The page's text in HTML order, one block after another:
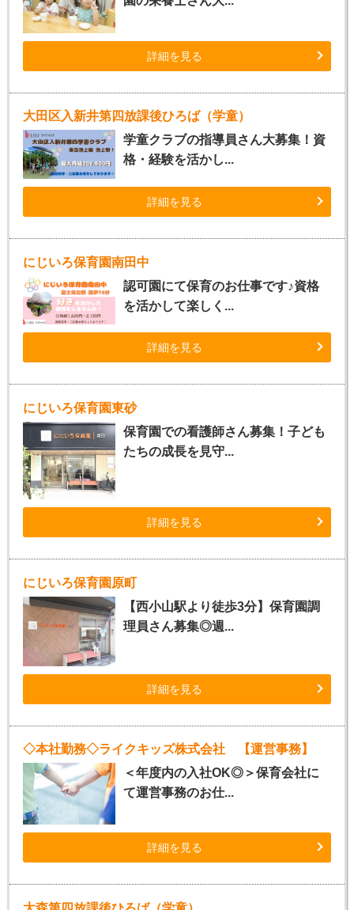
詳細を見る
大田区入新井第四放課後ひろば（学童）
学童クラブの指導員さん大募集！資
格・経験を活かし...
詳細を見る
にじいろ保育園南田中
認可園にて保育のお仕事です♪資格
を活かして楽しく...
詳細を見る
にじいろ保育園東砂
保育園での看護師さん募集！子ども
たちの成長を見守...
詳細を見る
にじいろ保育園原町
【西小山駅より徒歩3分】保育園調
理員さん募集◎週...
詳細を見る
◇本社勤務◇ライクキッズ株式会社 【運営事務】
＜年度内の入社OK◎＞保育会社に
て運営事務のお仕...
詳細を見る